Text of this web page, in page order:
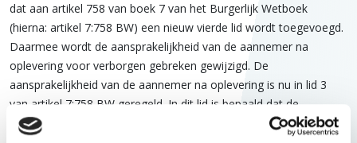
dat aan artikel 758 van boek 7 van het Burgerlijk Wetboek
(hierna: artikel 7:758 BW) een nieuw vierde lid wordt toegevoegd.
Daarmee wordt de aansprakelijkheid van de aannemer na
oplevering voor verborgen gebreken gewijzigd. De
aansprakelijkheid van de aannemer na oplevering is nu in lid 3
van artikel 7:758 BW geregeld. In dit lid is bepaald dat de
aannemer ingeval van aanneming van werk ontslagen is van